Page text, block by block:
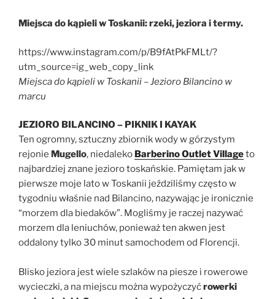
Miejsca do kąpieli w Toskanii: rzeki, jeziora i termy.
https://www.instagram.com/p/B9fAtPkFMLt/?
utm_source=ig_web_copy_link
Miejsca do kąpieli w Toskanii – Jezioro Bilancino w
marcu
JEZIORO BILANCINO – PIKNIK I KAYAK
Ten ogromny, sztuczny zbiornik wody w górzystym
rejonie Mugello, niedaleko Barberino Outlet Villageto
najbardziej znane jezioro toskańskie. Pamiętam jak w
pierwsze moje lato w Toskanii jeździliśmy często w
tygodniu właśnie nad Bilancino, nazywając je ironicznie
“morzem dla biedaków”. Mogliśmy je raczej nazywać
morzem dla leniuchów, ponieważ ten akwen jest
oddalony tylko 30 minut samochodem od Florencji.
Blisko jeziora jest wiele szlaków na piesze i rowerowe
wycieczki, a na miejscu można wypożyczyćrowerki